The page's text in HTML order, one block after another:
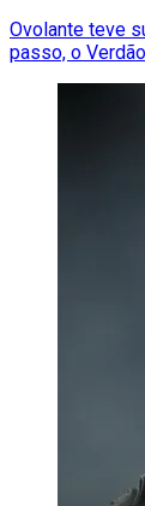
Ovolante teve
passo, o